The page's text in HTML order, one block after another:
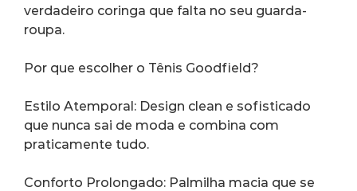
verdadeiro coringa que falta no seu guarda-
roupa.
Por que escolher o Tênis Goodfield?
Estilo Atemporal: Design clean e sofisticado
que nunca sai de moda e combina com
praticamente tudo.
Conforto Prolongado: Palmilha macia que se